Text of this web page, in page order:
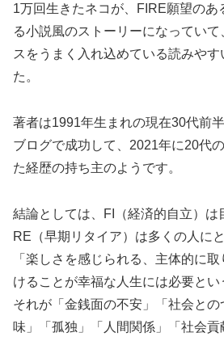
1万回生きたネコが、FIRE願望のあ
る小説風のストーリーになってい
スをうまく入れ込めている読みや
た。
著者は1991年生まれの現在30代前
ブログで成功して、2021年に20代
た経歴の持ち主のようです。
結論としては、FI（経済的自立）は
RE（早期リタイア）は多くの人に
「楽しさを感じられる、主体的に
けることが幸福な人生には必要とい
それが「金銭面の不安」「社会と
味」「孤独」「人間関係」「社会